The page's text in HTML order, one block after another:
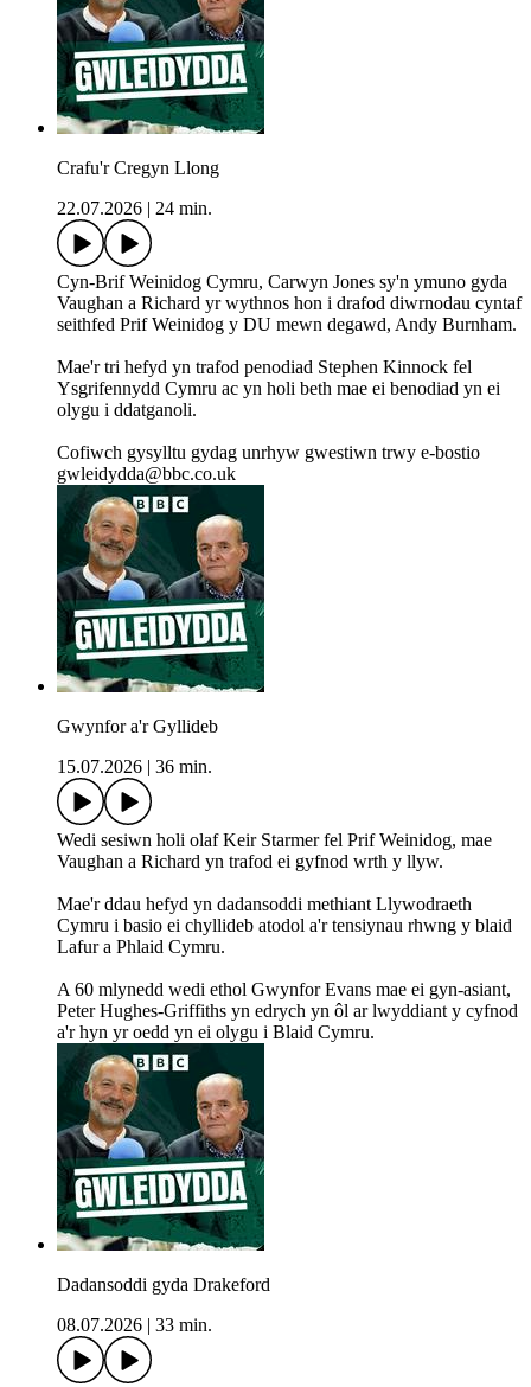
Crafu'r Cregyn Llong
22.07.2026
24 min.
Cyn-Brif Weinidog Cymru, Carwyn Jones sy'n ymuno gyda
Vaughan a Richard yr wythnos hon i drafod diwrnodau cyntaf
seithfed Prif Weinidog y DU mewn degawd, Andy Burnham.
Mae'r tri hefyd yn trafod penodiad Stephen Kinnock fel
Ysgrifennydd Cymru ac yn holi beth mae ei benodiad yn ei
olygu i ddatganoli.
Cofiwch gysylltu gydag unrhyw gwestiwn trwy e-bostio
gwleidydda@bbc.co.uk
Gwynfor a'r Gyllideb
15.07.2026
36 min.
Wedi sesiwn holi olaf Keir Starmer fel Prif Weinidog, mae
Vaughan a Richard yn trafod ei gyfnod wrth y llyw.
Mae'r ddau hefyd yn dadansoddi methiant Llywodraeth
Cymru i basio ei chyllideb atodol a'r tensiynau rhwng y blaid
Lafur a Phlaid Cymru.
A 60 mlynedd wedi ethol Gwynfor Evans mae ei gyn-asiant,
Peter Hughes-Griffiths yn edrych yn ôl ar lwyddiant y cyfnod
a'r hyn yr oedd yn ei olygu i Blaid Cymru.
Dadansoddi gyda Drakeford
08.07.2026
33 min.